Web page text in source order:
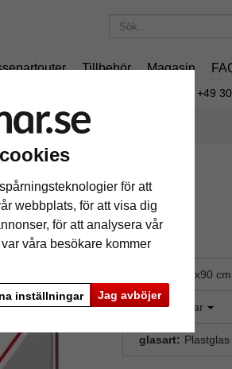
för att
webbplats, för att visa dig
för att analysera vår
våra besökare kommer
Jag avböjer
inställningar
Tillbehör Magasin
+49
70x90 cm
färg: koppar
glasart: